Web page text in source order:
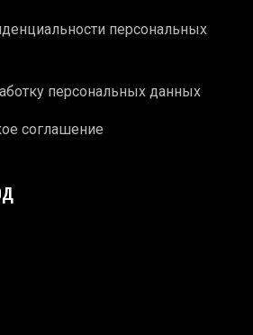
персональных
персональных данных
соглашение